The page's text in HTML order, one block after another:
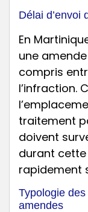
Délai d’envoi
En
une
compris
l’infraction.
traitement
doivent
durant
rapidement
Typologie
amendes